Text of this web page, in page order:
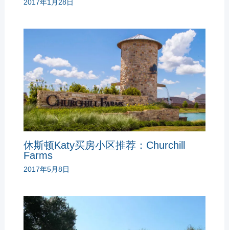
2017年1月28日
休斯顿Katy买房小区推荐：Churchill
Farms
2017年5月8日